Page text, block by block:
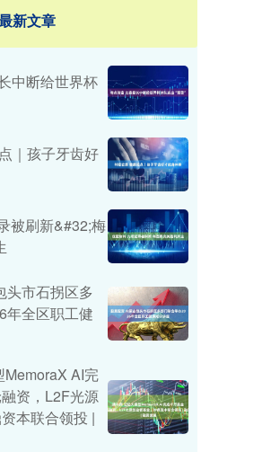
新文章
中断给世界杯
｜孩子牙齿好
被刷新&#32;梅
头市石拐区多
年全区职工健
AI完
资，L2F光源
本联合领投 |